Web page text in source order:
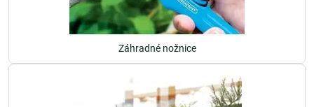
Záhradné nožnice